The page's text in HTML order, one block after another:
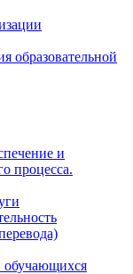
образовательной
и
процесса.